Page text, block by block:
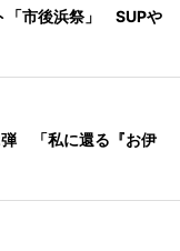
「市後浜祭」 SUPや
弾 「私に還る『お伊